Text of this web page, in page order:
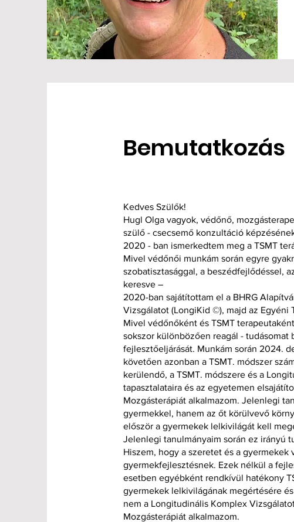
Bemutatkozás
Kedves Szülők!
Hugl Olga vagyok, védőnő,
szülő - csecsemő konzultáció
2020 - ban ismerkedtem meg a TSMT
Mivel védőnői munkám során egyre
szobatisztasággal, a beszédfejlődéssel,
keresve –
2020-ban sajátítottam el a BHRG
Vizsgálatot (LongiKid ©), majd az Egyéni
Mivel védőnőként és TSMT
sokszor különbözően reagál -
fejlesztőeljárását. Munkám során 2024.
követően azonban a TSMT. módszer
kerülendő, a TSMT. módszere és a
tapasztalataira és az egyetemen
Mozgásterápiát alkalmazom. Jelenlegi
gyermekkel, hanem az őt körülvevő
először a gyermekek lelkivilágát kell
Jelenlegi tanulmányaim során ez irányú
Hiszem, hogy a szeretet és a
gyermekfejlesztésnek. Ezek nélkül a
esetben egyébként rendkívül hatékony
gyermekek lelkivilágának megértésére
nem a Longitudinális Komplex
Mozgásterápiát alkalmazom.